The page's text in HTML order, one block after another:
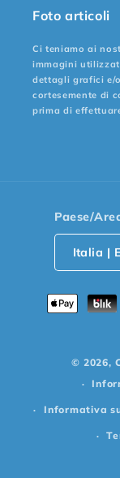
Foto articoli
Ci teniamo ai
immagini
dettagli grafici e/
cortesemente di
prima di
Paese/
Metodi
© 2026,
Informativa